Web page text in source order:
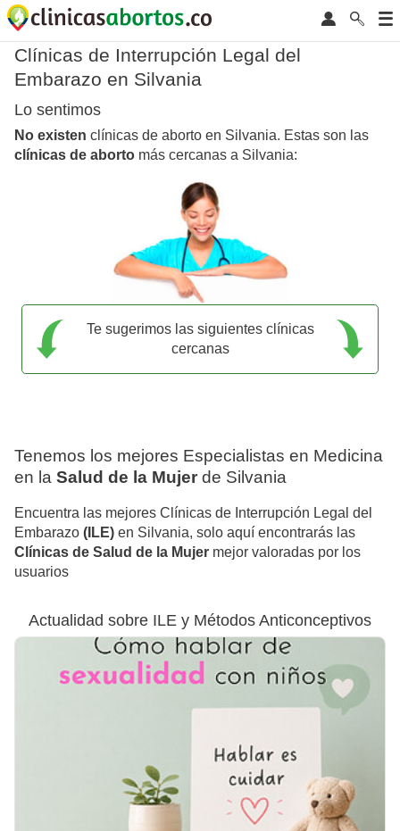
Clínicas de Interrupción Legal del
Embarazo en Silvania
Lo sentimos
No existen clínicas de aborto en Silvania. Estas son las
clínicas de aborto más cercanas a Silvania:
Te sugerimos las siguientes clínicas
cercanas
Tenemos los mejores Especialistas en Medicina
en la Salud de la Mujer de Silvania
Encuentra las mejores Clínicas de Interrupción Legal del
Embarazo (ILE) en Silvania, solo aquí encontrarás las
Clínicas de Salud de la Mujer mejor valoradas por los
usuarios
Actualidad sobre ILE y Métodos Anticonceptivos